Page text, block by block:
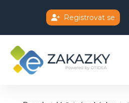
Registrovat se
Chatbot e-zakazky